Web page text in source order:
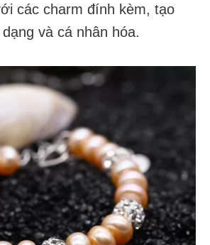
các charm đính kèm, tạo
và cá nhân hóa.